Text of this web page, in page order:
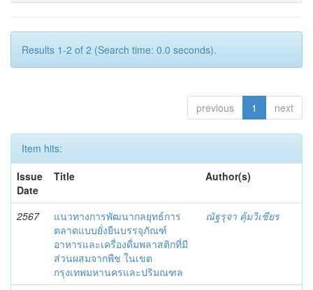
Results 1-2 of 2 (Search time: 0.0 seconds).
previous 1 next
Item hits:
Issue
Date
Title Author(s)
2567
แนวทางการพัฒนากลยุทธ์การ
ตลาดแบบยั่งยืนบรรจุภัณฑ์
อาหารและเครื่องดื่มพลาสติกที่มี
ส่วนผสมจากพืช ในเขต
กรุงเทพมหานครและปริมณฑล
ณัฐรุจา คุ้มวิเชียร